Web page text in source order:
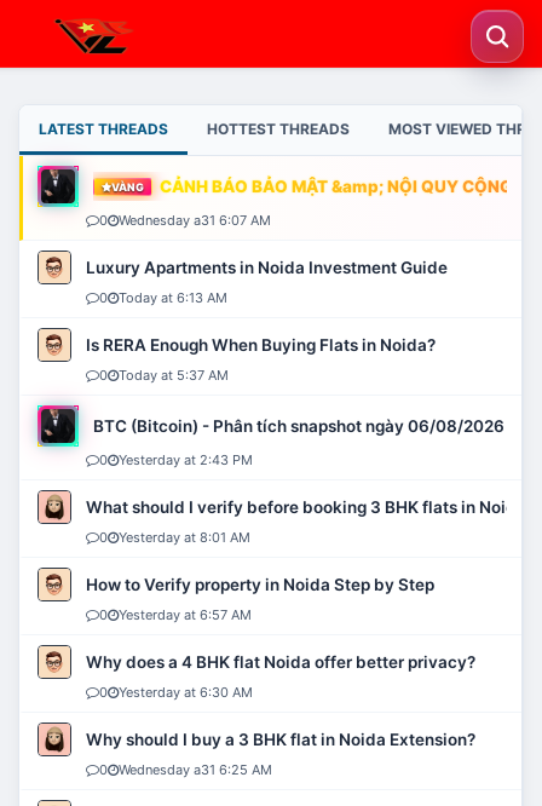
LATEST THREADS HOTTEST THREADS MOST VIEWED
VÀNG CẢNH BÁO BẢO MẬT &amp; NỘI QUY CỘNG
0 Wednesday a31 6:07 AM
Luxury Apartments in Noida Investment Guide
0 Today at 6:13 AM
Is RERA Enough When Buying Flats in Noida?
0 Today at 5:37 AM
BTC (Bitcoin) - Phân tích snapshot ngày 06/08/2026
0 Yesterday at 2:43 PM
What should I verify before booking 3 BHK flats in Noida?
0 Yesterday at 8:01 AM
How to Verify property in Noida Step by Step
0 Yesterday at 6:57 AM
Why does a 4 BHK flat Noida offer better privacy?
0 Yesterday at 6:30 AM
Why should I buy a 3 BHK flat in Noida Extension?
0 Wednesday a31 6:25 AM